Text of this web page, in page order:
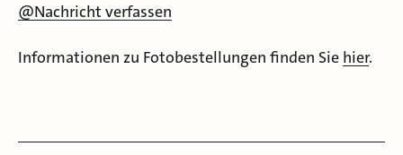
@Nachricht verfassen
Informationen zu Fotobestellungen finden Sie hier.